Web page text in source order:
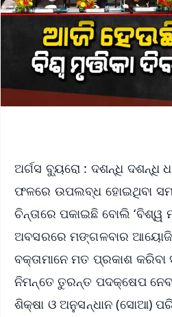
ଅର୍ଗସ ବ୍ୟୁରୋ : ଦଶନ୍ଧି ଦଶନ୍ଧି
ଫଳରେ ଉପଲବ୍ଧ ହୋଇଥିବା
ଚିନ୍ତାରେ ପକାଇଛି ବୋଲି ‘ବିଶ୍ୱ
ଅବସରରେ ମଙ୍ଗଳବାର
ବକ୍ତାମାନେ ମତ ପ୍ରକାଶ
ନିମନ୍ତେ ତୁରନ୍ତ ପଦକ୍ଷେପ
ଶିକ୍ଷା ଓ ଅନୁସନ୍ଧାନ (ସୋଆ)